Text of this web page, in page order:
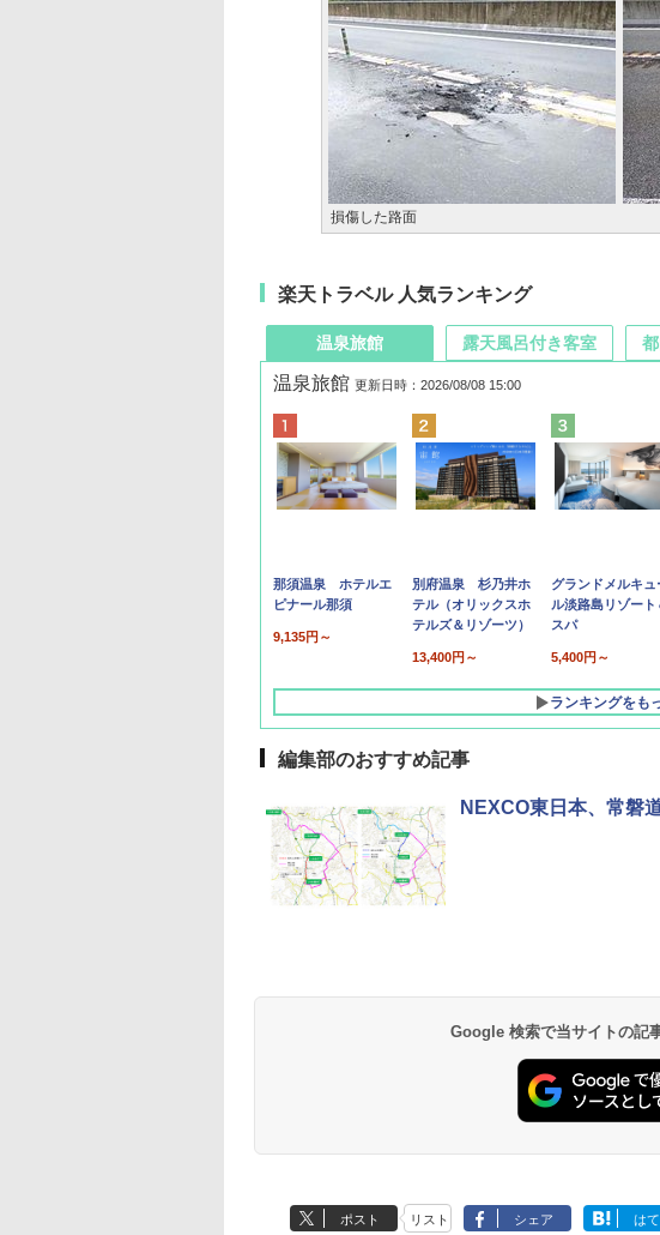
損傷した路面
楽天トラベル 人気ランキング
温泉旅館
温泉旅館 更新日時：2026/08/08 15:00
那須温泉 ホテルエ
ピナール那須
9,135円～
別府温泉 杉乃井ホ
テル（オリックスホ
テルズ＆リゾーツ）
13,400円～
グランドメルキュ
ル淡路島リゾート
スパ
5,400円～
ランキングをも
露天風呂付き客室
10,450円～
19,541円～
7,950円～
5,758円～
編集部のおすすめ記事
NEXCO東日本、常磐
Google 検索で当サイトの記
ポスト リスト シェア は